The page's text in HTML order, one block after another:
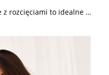
z rozcięciami to idealne …